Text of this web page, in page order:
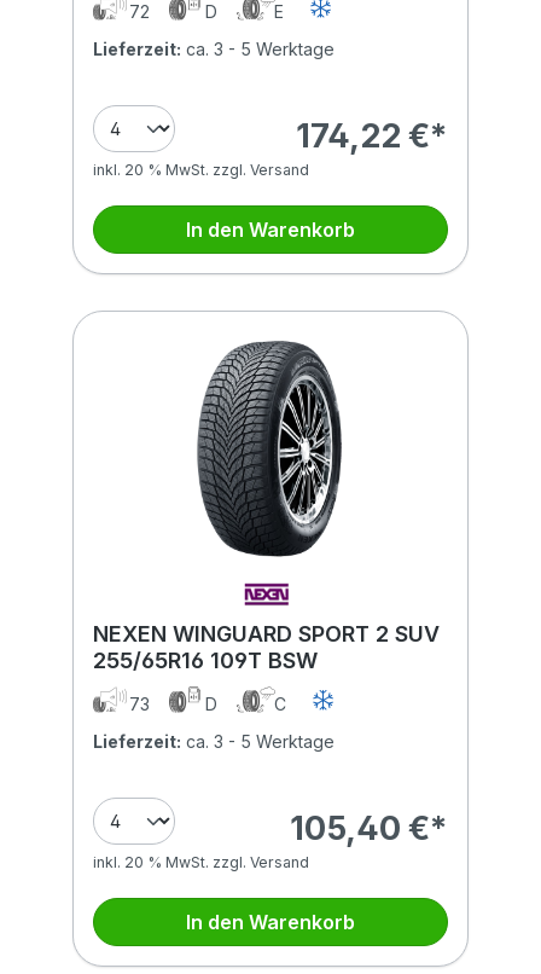
72 D
E
Lieferzeit: ca. 3 - 5 Werktage
174,22 €*
inkl. 20 % MwSt. zzgl. Versand
In den Warenkorb
NEXEN WINGUARD SPORT 2 SUV
255/65R16 109T BSW
73 D
C
Lieferzeit: ca. 3 - 5 Werktage
105,40 €*
inkl. 20 % MwSt. zzgl. Versand
In den Warenkorb